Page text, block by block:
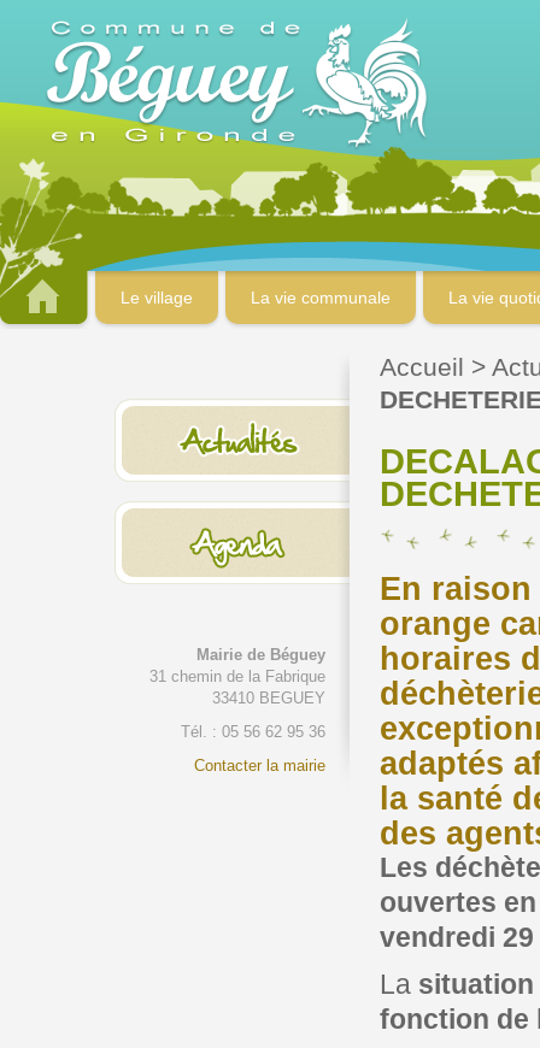
Le village La vie communale La vie
Mairie de Béguey
31 chemin de la Fabrique
33410 BEGUEY
Tél. : 05 56 62 95 36
Contacter la mairie
Accueil >
En raison
orange
horaires
adaptés
la santé
des
Les
ouvertes
vendredi 29
La situation
fonction de